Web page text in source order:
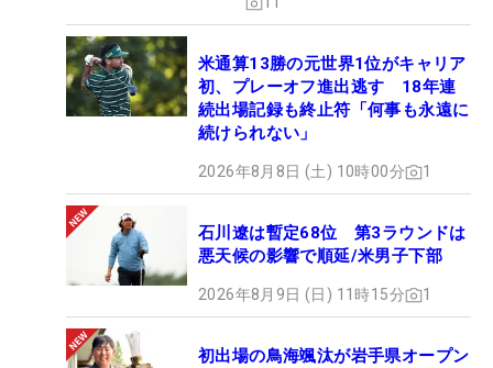
米通算13勝の元世界1位がキャリア
初、プレーオフ進出逃す 18年連
続出場記録も終止符「何事も永遠に
続けられない」
2026年8月8日 (土) 10時00分 1
石川遼は暫定68位 第3ラウンドは
悪天候の影響で順延/米男子下部
2026年8月9日 (日) 11時15分 1
初出場の鳥海颯汰が岩手県オープン